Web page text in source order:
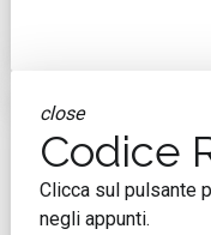
close
Codice
Clicca sul pulsante
negli appunti.